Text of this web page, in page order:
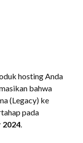
hosting Anda
bahwa
(Legacy) ke
pada
2024.